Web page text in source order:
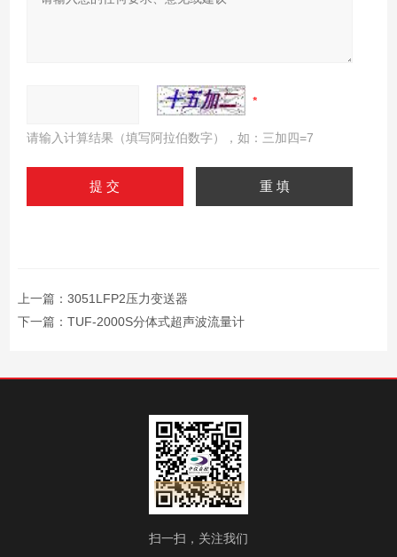
请输入计算结果（填写阿拉伯数字），如：三加四=7
上一篇： 3051LFP2压力变送器
下一篇： TUF-2000S分体式超声波流量计
扫一扫，关注我们